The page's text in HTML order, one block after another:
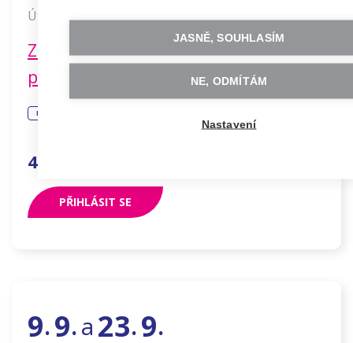
Út 18:00–20:00
Z expertky manažerkou: Jak si vytvořit
prostor na leadership
PROFESNÍ A OSOBNÍ ROZVOJ
490
PŘIHLÁSIT SE
9.9.a23.9.
JASNĚ, SOUHLASÍM
NE, ODMÍTÁM
Nastavení